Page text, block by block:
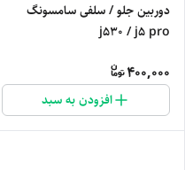
دوربین جلو / سلفی سامسونگ
j530 / j5 pro
400,000
افزودن به سبد